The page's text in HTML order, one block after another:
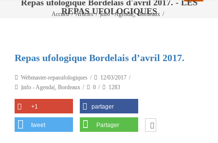
Repas ufologique Bordelais d'avril 2017. - LES
REPAS UFOLOGIQUES
Accueil / Articles / |info - Agenda|,Bordeaux /
Repas ufologique Bordelais d’avril 2017.
Webmaster-repasufologiques
12/03/2017
|info - Agenda| , Bordeaux 0 1283
+1 partager
tweet Partager